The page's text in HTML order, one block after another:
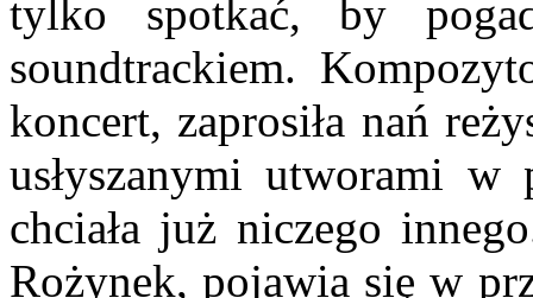
tylko spotkać, by
soundtrackiem.
koncert, zaprosiła nań
usłyszanymi utworami w
chciała już niczego
Rożynek, pojawia się w